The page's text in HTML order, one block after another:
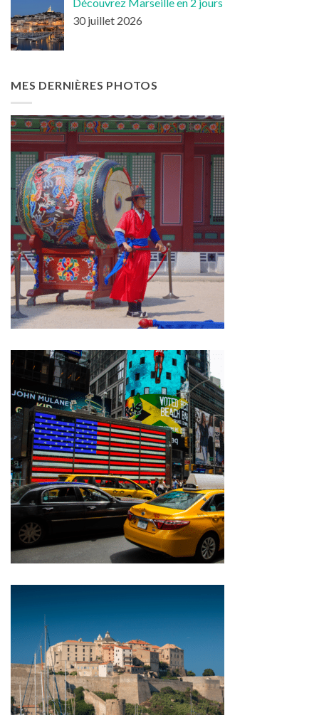
Découvrez Marseille en 2 jours
30 juillet 2026
MES DERNIÈRES PHOTOS